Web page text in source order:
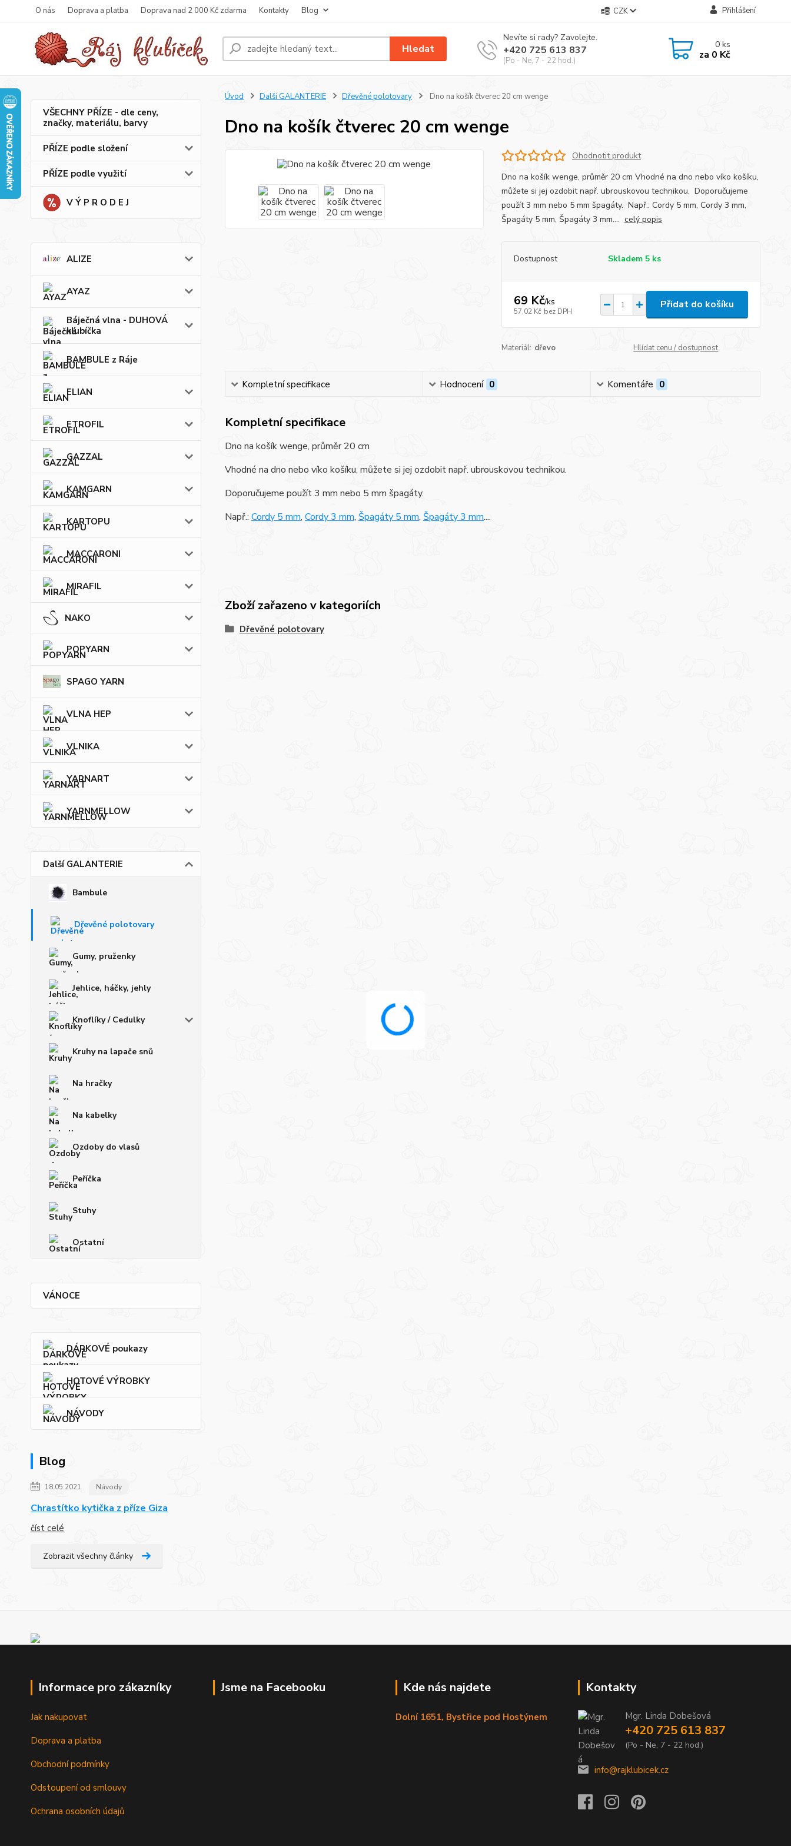
O nás Doprava a platba Doprava nad 2 000 Kč zdarma Kontakty Blog CZK Přihlášení
Hledat
Nevíte si rady? Zavolejte.
+420 725 613 837
(Po - Ne, 7 - 22 hod.)
0ks
za 0 Kč
VŠECHNY PŘÍZE - dle ceny,
značky, materiálu, barvy
PŘÍZE podle složení
PŘÍZE podle využití
V Ý P R O D E J
ALIZE
AYAZ
Báječná vlna - DUHOVÁ
klubíčka
BAMBULE z Ráje
ELIAN
ETROFIL
GAZZAL
KAMGARN
KARTOPU
MACCARONI
MIRAFIL
NAKO
POPYARN
SPAGO YARN
VLNA HEP
VLNIKA
YARNART
YARNMELLOW
Další GALANTERIE
Bambule
Dřevěné polotovary
Gumy, pruženky
Jehlice, háčky, jehly
Knoflíky / Cedulky
Kruhy na lapače snů
Na hračky
Na kabelky
Ozdoby do vlasů
Peříčka
Stuhy
Ostatní
VÁNOCE
DÁRKOVÉ poukazy
HOTOVÉ VÝROBKY
NÁVODY
Blog
18.05.2021 Návody
Chrastítko kytička z příze Giza
číst celé
Zobrazit všechny články
Úvod Další GALANTERIE Dřevěné polotovary Dno na košík čtverec 20 cm wenge
Dno na košík čtverec 20 cm wenge
Ohodnotit produkt
Dno na košík wenge, průměr 20 cm Vhodné na dno nebo víko košíku,
můžete si jej ozdobit např. ubrouskovou technikou. Doporučujeme
použít 3 mm nebo 5 mm špagáty. Např.: Cordy 5 mm, Cordy 3 mm,
Špagáty 5 mm, Špagáty 3 mm.... celý popis
Dostupnost Skladem 5 ks
69 Kč/ks
57,02 Kč bez DPH
Přidat do košíku
Materiál: dřevo Hlídat cenu / dostupnost
Kompletní specifikace Hodnocení 0 Komentáře 0
Kompletní specifikace
Dno na košík wenge, průměr 20 cm
Vhodné na dno nebo víko košíku, můžete si jej ozdobit např. ubrouskovou technikou.
Doporučujeme použít 3 mm nebo 5 mm špagáty.
Např.: Cordy 5 mm, Cordy 3 mm, Špagáty 5 mm, Špagáty 3 mm....
Zboží zařazeno v kategoriích
Dřevěné polotovary
Informace pro zákazníky
Jak nakupovat
Doprava a platba
Obchodní podmínky
Odstoupení od smlouvy
Ochrana osobních údajů
Jsme na Facebooku Kde nás najdete
Dolní 1651, Bystřice pod Hostýnem
Kontakty
Mgr. Linda Dobešová
+420 725 613 837
(Po - Ne, 7 - 22 hod.)
info@rajklubicek.cz